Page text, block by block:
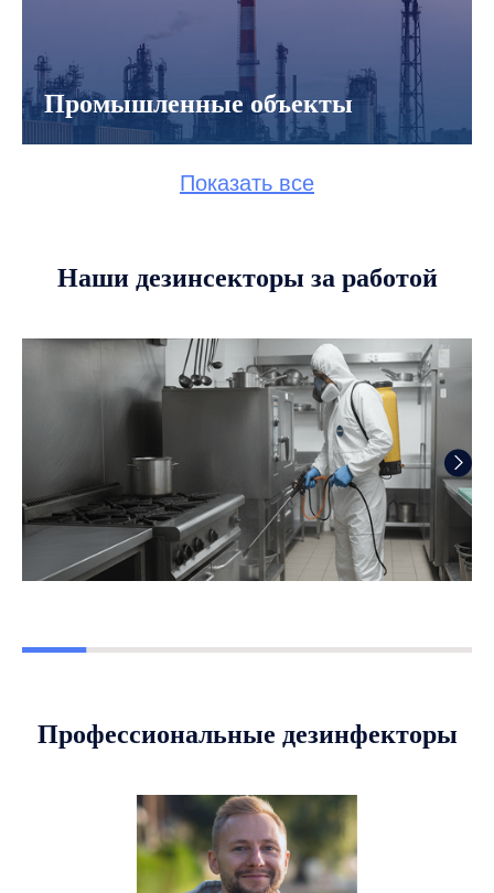
Промышленные объекты
Показать все
Наши дезинсекторы за работой
Профессиональные дезинфекторы